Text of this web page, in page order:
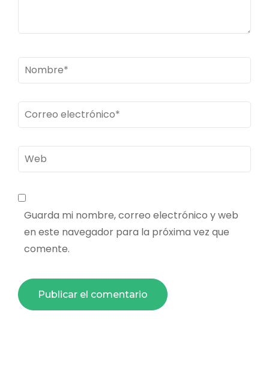
Nombre*
Correo
electrónico*
Web
Guarda mi nombre, correo electrónico y web
en este navegador para la próxima vez que
comente.